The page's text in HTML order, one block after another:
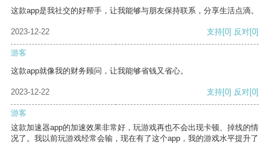
这款app是我社交的好帮手，让我能够与朋友保持联系，分享生活点滴。
2023-12-22 支持[0] 反对[0]
游客
这款app就像我的财务顾问，让我能够省钱又省心。
2023-12-22 支持[0] 反对[0]
游客
这款加速器app的加速效果非常好，玩游戏再也不会出现卡顿、掉线的情
况了。我以前玩游戏经常会输，现在有了这个app，我的游戏水平提升了